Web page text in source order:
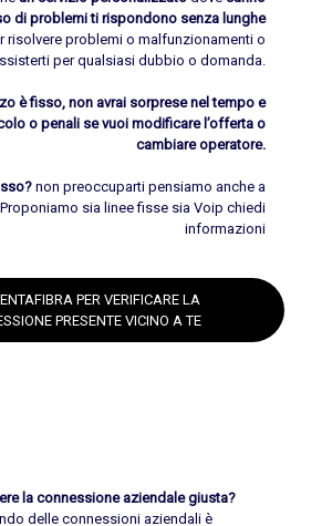
di problemi ti rispondono senza lunghe
risolvere problemi o malfunzionamenti o
per qualsiasi dubbio o domanda.
è fisso, non avrai sorprese nel tempo e
o penali se vuoi modificare l’offerta o
cambiare operatore.
non preoccuparti pensiamo anche a
sia linee fisse sia Voip chiedi
informazioni
PER VERIFICARE LA
PRESENTE VICINO A TE
la connessione aziendale giusta?
delle connessioni aziendali è